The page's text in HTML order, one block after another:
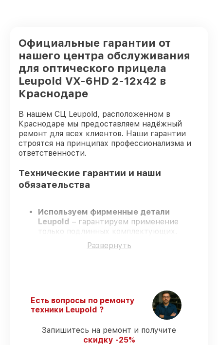
Официальные гарантии от
нашего центра обслуживания
для оптического прицела
Leupold VX-6HD 2-12x42 в
Краснодаре
В нашем СЦ Leupold, расположенном в
Краснодаре мы предоставляем надёжный
ремонт для всех клиентов. Наши гарантии
строятся на принципах профессионализма и
ответственности.
Технические гарантии и наши
обязательства
Используем фирменные детали
Leupold – гарантируем применение
только подлинных комплектующих.
Опытные специалисты
строгий отбор, что гарантирует качество
оптического прицела Leupold VX-6HD 2-
12x42 в оговоренные сроки.
Официальная гарантия
– все
ремонтные услуги и комплектующие
защищены сервисной гарантией.
Развернуть
Есть вопросы по ремонту
техники Leupold ?
Запишитесь на ремонт и получите
скидку -25%